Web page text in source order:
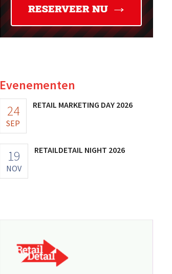
Evenementen
24
SEP
RETAIL MARKETING DAY 2026
19
NOV
RETAILDETAIL NIGHT 2026